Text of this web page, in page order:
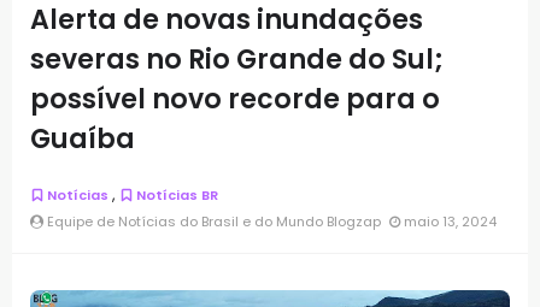
Alerta de novas inundações
severas no Rio Grande do Sul;
possível novo recorde para o
Guaíba
Notícias ,
Notícias BR
Equipe de Notícias do Brasil e do Mundo Blogzap
maio 13, 2024